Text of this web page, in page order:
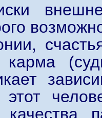
карма
этот
качества